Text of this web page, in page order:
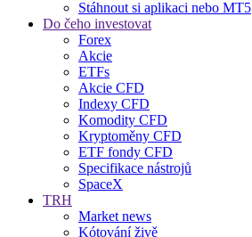
Stáhnout si aplikaci nebo MT5
Do čeho investovat
Forex
Akcie
ETFs
Akcie CFD
Indexy CFD
Komodity CFD
Kryptoměny CFD
ETF fondy CFD
Specifikace nástrojů
SpaceX
TRH
Market news
Kótování živě